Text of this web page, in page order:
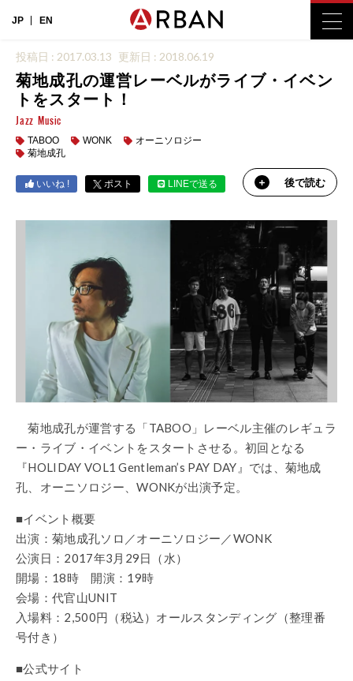
JP EN
投稿日 : 2017.03.13 更新日 : 2018.06.19
菊地成孔の運営レーベルがライブ・イベン
トをスタート！
Jazz Music
TABOO WONK
オーニソロジー
菊地成孔
いいね ! ポスト LINEで送る 後で読む
菊地成孔が運営する「TABOO」レーベル主催のレギュラ
ー・ライブ・イベントをスタートさせる。初回となる
『HOLIDAY VOL1 Gentleman’s PAY DAY』では、菊地成
孔、オーニソロジー、WONKが出演予定。
■イベント概要
出演：菊地成孔ソロ／オーニソロジー／WONK
公演日：2017年3月29日（水）
開場：18時 開演：19時
会場：代官山UNIT
入場料：2,500円（税込）オールスタンディング（整理番
号付き）
■公式サイト